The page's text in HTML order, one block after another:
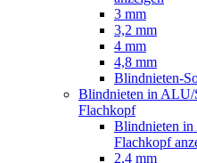
3 mm
3,2 mm
4 mm
4,8 mm
Blindnieten-
Blindnieten in
Flachkopf
Blindnieten
Flachkopf
2,4 mm